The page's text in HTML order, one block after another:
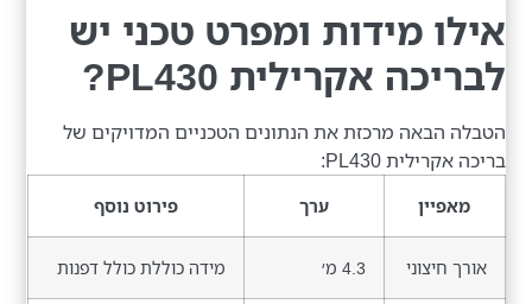
אילו מידות ומפרט טכני יש
לבריכה אקרילית PL430?
הטבלה הבאה מרכזת את הנתונים הטכניים המדויקים של
בריכה אקרילית PL430:
מאפיין ערך פירוט נוסף
אורך חיצוני 4.3 מ׳ מידה כוללת כולל דפנות